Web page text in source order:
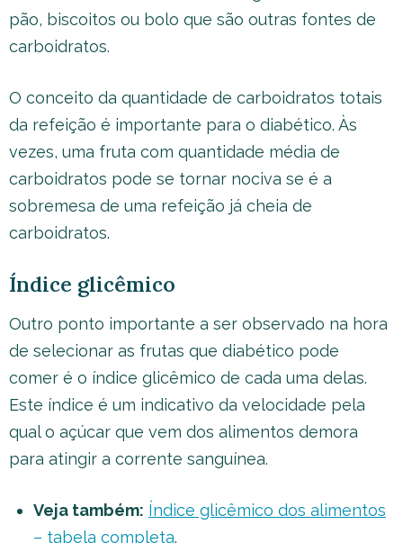
pão, biscoitos ou bolo que são outras fontes de
carboidratos.
O conceito da quantidade de carboidratos totais
da refeição é importante para o diabético. Às
vezes, uma fruta com quantidade média de
carboidratos pode se tornar nociva se é a
sobremesa de uma refeição já cheia de
carboidratos.
Índice glicêmico
Outro ponto importante a ser observado na hora
de selecionar as frutas que diabético pode
comer é o índice glicêmico de cada uma delas.
Este índice é um indicativo da velocidade pela
qual o açúcar que vem dos alimentos demora
para atingir a corrente sanguínea.
Veja também: Índice glicêmico dos alimentos
– tabela completa.